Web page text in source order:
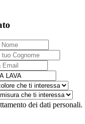
dei dati personali.